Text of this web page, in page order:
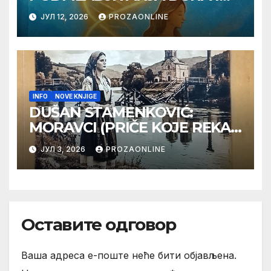
TELA SA TESLOM
ЈУЛ 12, 2026 PROZAONLINE
INFO NOVE KNJIGE
DUŠAN STAMENKOVIĆ:
MORAVCI (PRIČE KOJE REKA
PAMTI)
ЈУЛ 3, 2026 PROZAONLINE
Оставите одговор
Ваша адреса е-поште неће бити објављена.